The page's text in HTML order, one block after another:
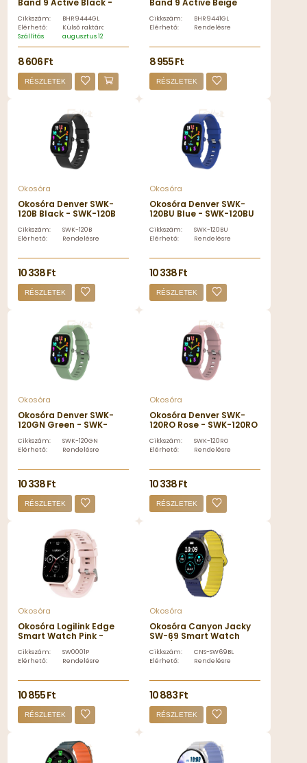
Band 9 Active Black -
Cikkszám:
BHR9444GL
Elérhető:
Külső raktáron
Szállítás
augusztus 12, szerda
8 606 Ft
RÉSZLETEK
Band 9 Active Beige
Cikkszám:
BHR9441GL
Elérhető:
Rendelésre
8 955 Ft
RÉSZLETEK
Okosóra
Okosóra Denver SWK-
120B Black - SWK-120B
Cikkszám:
SWK-120B
Elérhető:
Rendelésre
10 338 Ft
RÉSZLETEK
Okosóra
Okosóra Denver SWK-
120BU Blue - SWK-120BU
Cikkszám:
SWK-120BU
Elérhető:
Rendelésre
10 338 Ft
RÉSZLETEK
Okosóra
Okosóra Denver SWK-
120GN Green - SWK-
Cikkszám:
SWK-120GN
Elérhető:
Rendelésre
10 338 Ft
RÉSZLETEK
Okosóra
Okosóra Denver SWK-
120RO Rose - SWK-120RO
Cikkszám:
SWK-120RO
Elérhető:
Rendelésre
10 338 Ft
RÉSZLETEK
Okosóra
Okosóra Logilink Edge
Smart Watch Pink -
Cikkszám:
SW0001P
Elérhető:
Rendelésre
10 855 Ft
RÉSZLETEK
Okosóra
Okosóra Canyon Jacky
SW-69 Smart Watch
SW69BL
Cikkszám:
CNS-SW69BL
Elérhető:
Rendelésre
10 883 Ft
RÉSZLETEK